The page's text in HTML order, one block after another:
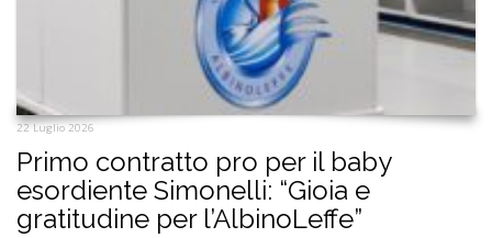
22 Luglio 2026
Primo contratto pro per il baby
esordiente Simonelli: “Gioia e
gratitudine per l’AlbinoLeffe”